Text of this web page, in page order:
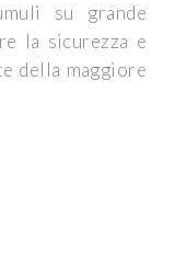
su grande
la sicurezza e
della maggiore